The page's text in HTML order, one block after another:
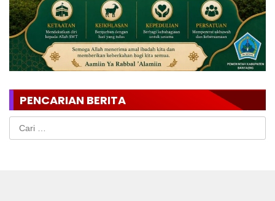
PENCARIAN BERITA
Cari
untuk: